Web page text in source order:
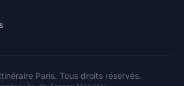
Paris. Tous droits réservés.